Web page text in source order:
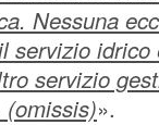
Nessuna
servizio
servizio
».